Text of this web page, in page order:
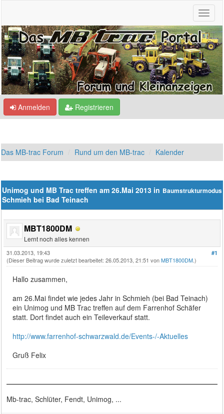
Anmelden Registrieren
Das MB-trac Forum Rund um den MB-trac Kalender
Baumstrukturmodus
Unimog und MB Trac treffen am 26.Mai 2013 in
Schmieh bei Bad Teinach
MBT1800DM
Lernt noch alles kennen
#1
31.03.2013, 19:43
(Dieser Beitrag wurde zuletzt bearbeitet: 26.05.2013, 21:51 vonMBT1800DM.)
Hallo zusammen,
am 26.Mai findet wie jedes Jahr in Schmieh (bei Bad Teinach)
ein Unimog und MB Trac treffen auf dem Farrenhof Schäfer
statt. Dort findet auch ein Teileverkauf statt.
http://www.farrenhof-schwarzwald.de/Events-/-Aktuelles
Gruß Felix
Mb-trac, Schlüter, Fendt, Unimog, ...